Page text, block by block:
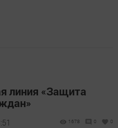
линия «Защита
1678 0 0